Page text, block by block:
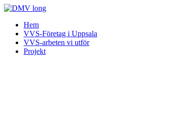
Skip
contentHem
VVS-Företag i Uppsala
VVS-arbeten vi utför
Projekt